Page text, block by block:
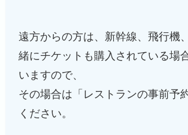
遠方からの方は、新幹線、飛行機
緒にチケットも購入されている場
いますので、
その場合は「レストランの事前予
ください。